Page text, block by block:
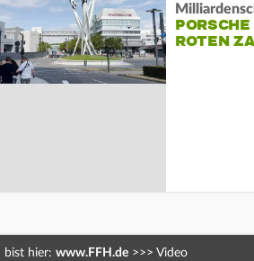
ROTEN
bist hier: www.FFH.de >>> Video